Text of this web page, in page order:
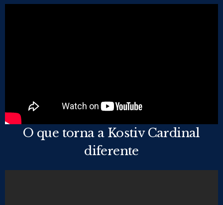
O que torna a Kostiv Cardinal
diferente